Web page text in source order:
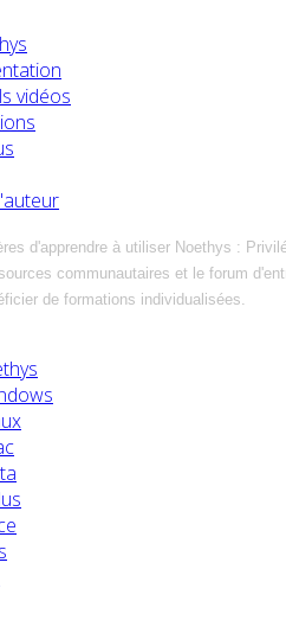
vidéos
d'apprendre à utiliser Noethys :
communautaires et le forum
de formations individualisées.